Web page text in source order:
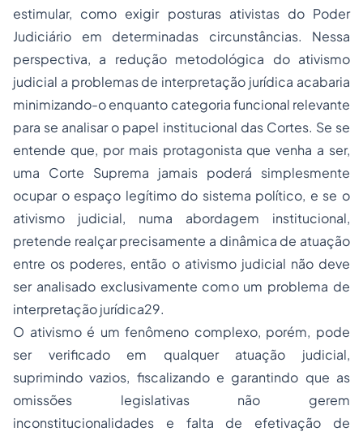
estimular, como exigir posturas ativistas do Poder
Judiciário em determinadas circunstâncias. Nessa
perspectiva, a redução metodológica do ativismo
judicial a problemas de interpretação jurídica acabaria
minimizando-o enquanto categoria funcional relevante
para se analisar o papel institucional das Cortes. Se se
entende que, por mais protagonista que venha a ser,
uma Corte Suprema jamais poderá simplesmente
ocupar o espaço legítimo do sistema político, e se o
ativismo judicial, numa abordagem institucional,
pretende realçar precisamente a dinâmica de atuação
entre os poderes, então o ativismo judicial não deve
ser analisado exclusivamente como um problema de
interpretação jurídica29.
O ativismo é um fenômeno complexo, porém, pode
ser verificado em qualquer atuação judicial,
suprimindo vazios, fiscalizando e garantindo que as
omissões legislativas não gerem
inconstitucionalidades e falta de efetivação de